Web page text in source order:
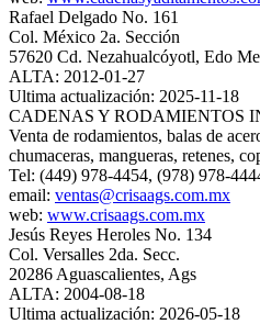
Rafael Delgado No. 161
Col. México 2a. Sección
57620 Cd. Nezahualcóyotl, Edo
ALTA: 2012-01-27
Ultima actualización: 2025-11-18
CADENAS Y RODAMIENTOS
Venta de rodamientos, balas de
chumaceras, mangueras, retenes,
Tel: (449) 978-4454, (978) 978-
email: ventas@crisaags.com.mx
web: www.crisaags.com.mx
Jesús Reyes Heroles No. 134
Col. Versalles 2da. Secc.
20286 Aguascalientes, Ags
ALTA: 2004-08-18
Ultima actualización: 2026-05-18